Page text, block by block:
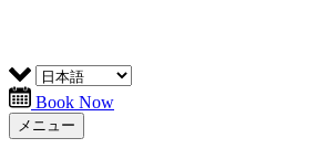
Book Now
メニュー